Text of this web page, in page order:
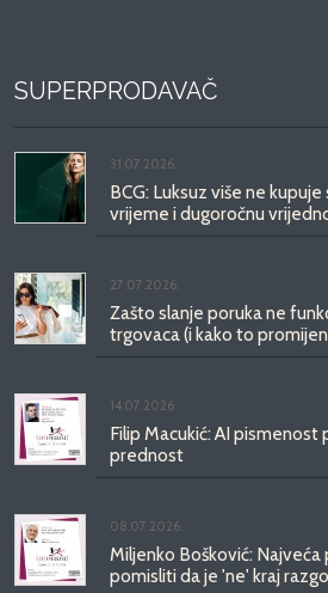
SUPERPRODAVAČ
31.07.2026.
BCG: Luksuz više ne
vrijeme i dugoročnu
27.07.2026.
Zašto slanje poruka ne
trgovaca (i kako to
14.07.2026.
Filip Macukić: AI
prednost
08.07.2026.
Miljenko Bošković:
pomisliti da je 'ne' kraj